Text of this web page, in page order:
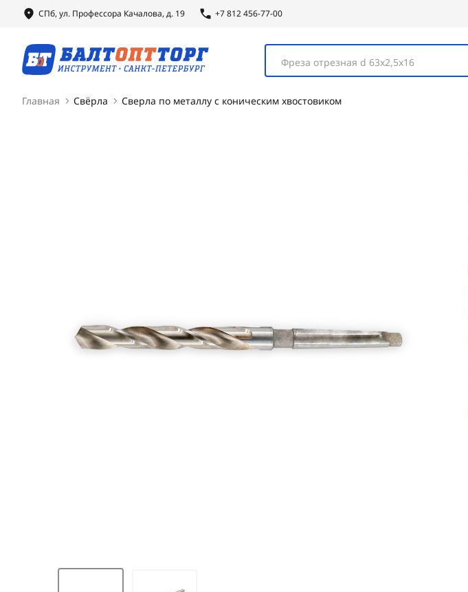
СПб, ул. Профессора Качалова, д. 19 +7 812 456-77-00
Фреза отрезная d 63х2,5х16
Главная Свёрла Сверла по металлу с коническим хвостовиком